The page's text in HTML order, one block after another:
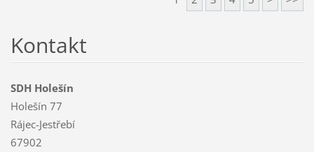
Kontakt
SDH Holešín
Holešín 77
Rájec-Jestřebí
67902